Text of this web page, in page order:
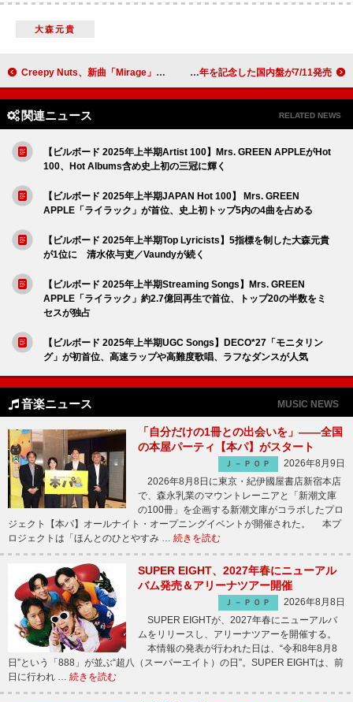
大森元貴
Creepy Nuts、新曲「Mirage」がTVアニメ『よふかしのうた Season2』OPテーマに決定（R-指定コメントあり） バックストリート・ボーイズ、『ミレニアム』発売25周年を記念した国内盤が7/11発売
関連ニュース RELATED NEWS
【ビルボード 2025年上半期Artist 100】Mrs. GREEN APPLEがHot
100、Hot Albums含め史上初の三冠に輝く
【ビルボード 2025年上半期JAPAN Hot 100】 Mrs. GREEN
APPLE「ライラック」が首位、史上初トップ5内の4曲を占める
【ビルボード 2025年上半期Top Lyricists】5指標を制した大森元貴
が1位に 清水依与吏／Vaundyが続く
【ビルボード 2025年上半期Streaming Songs】Mrs. GREEN
APPLE「ライラック」約2.7億回再生で首位、トップ20の半数をミ
セスが独占
【ビルボード 2025年上半期UGC Songs】DECO*27「モニタリン
グ」が初首位、高速ラップや高難度歌唱、ラフなダンスが人気
音楽ニュース MUSIC NEWS
「自分だけの1冊との出会いを」――全国
の本屋パーティ【本パ】がスタート
Ｊ－ＰＯＰ
2026年8月9日
2026年8月8日に東京・紀伊國屋書店新宿本店
で、森永乳業のマウントレーニアと「新潮文庫
の100冊」を企画する新潮文庫がコラボしたプロ
ジェクト【本パ】オールナイト・オープニングイベントが開催された。 本プ
ロジェクトは「ほんとのひとやすみ … 続きを読む
SUPER EIGHT、2027年春にニューアル
バム発売＆アリーナツアー開催
Ｊ－ＰＯＰ
2026年8月8日
SUPER EIGHTが、2027年春にニューアルバ
ムをリリースし、アリーナツアーを開催する。
本情報の発表が行われた日は、“令和8年8月8
日”という「888」が並ぶ“超八（スーパーエイト）の日”。SUPER EIGHTは、前
日に行われ … 続きを読む